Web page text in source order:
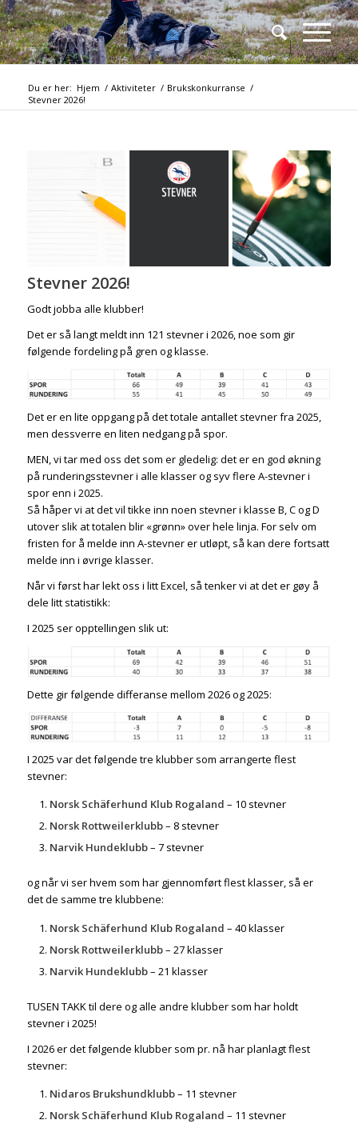
Du er her: Hjem / Aktiviteter / Brukskonkurranse /
Stevner 2026!
Stevner 2026!
Godt jobba alle klubber!
Det er så langt meldt inn 121 stevner i 2026, noe som gir
følgende fordeling på gren og klasse.
Det er en lite oppgang på det totale antallet stevner fra 2025,
men dessverre en liten nedgang på spor.
MEN, vi tar med oss det som er gledelig: det er en god økning
på runderingsstevner i alle klasser og syv flere A-stevner i
spor enn i 2025.
Så håper vi at det vil tikke inn noen stevner i klasse B, C og D
utover slik at totalen blir «grønn» over hele linja. For selv om
fristen for å melde inn A-stevner er utløpt, så kan dere fortsatt
melde inn i øvrige klasser.
Når vi først har lekt oss i litt Excel, så tenker vi at det er gøy å
dele litt statistikk:
I 2025 ser opptellingen slik ut:
Dette gir følgende differanse mellom 2026 og 2025:
I 2025 var det følgende tre klubber som arrangerte flest
stevner:
Norsk Schäferhund Klub Rogaland – 10 stevner
Norsk Rottweilerklubb– 8 stevner
Narvik Hundeklubb– 7 stevner
og når vi ser hvem som har gjennomført flest klasser, så er
det de samme tre klubbene:
Norsk Schäferhund Klub Rogaland – 40 klasser
Norsk Rottweilerklubb– 27 klasser
Narvik Hundeklubb– 21 klasser
TUSEN TAKK til dere og alle andre klubber som har holdt
stevner i 2025!
I 2026 er det følgende klubber som pr. nå har planlagt flest
stevner:
Nidaros Brukshundklubb– 11 stevner
Norsk Schäferhund Klub Rogaland – 11 stevner